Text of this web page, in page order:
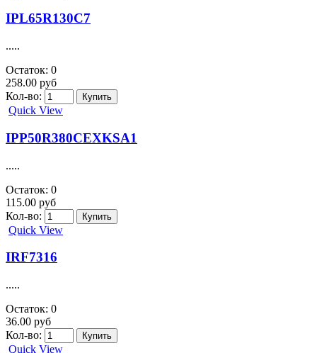
2N06L64.....
80.00 руб
Кол-во:
Quick View
IPD50R1K4CE
.....
200.00 руб
Кол-во:
Quick View
IPD70R600P7S
.....
230.00 руб
Кол-во:
Quick View
IPL65R130C7